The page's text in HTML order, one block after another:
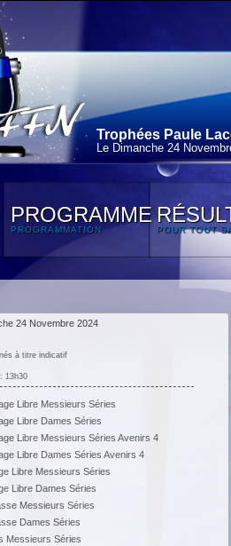
Trophées Paule
Le Dimanche 24
PROGRAMME
PROGRAMMATION POUR TOUT
24 Novembre 2024
à titre indicatif
13h30
Libre Messieurs Séries
Libre Dames Séries
Libre Messieurs Séries Avenirs 4
Libre Dames Séries Avenirs 4
Libre Messieurs Séries
Libre Dames Séries
Messieurs Séries
Dames Séries
Messieurs Séries